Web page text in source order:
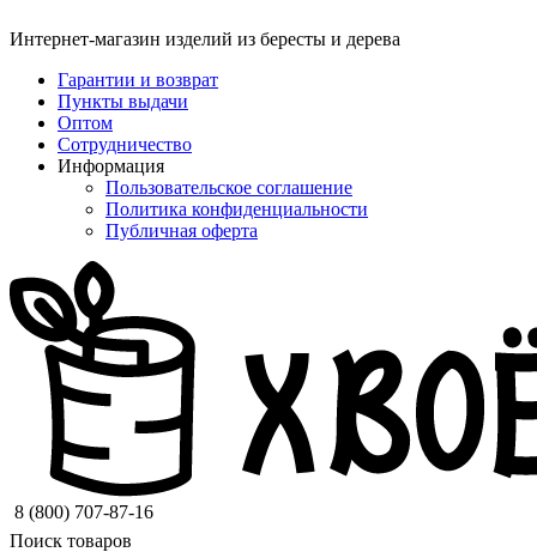
Интернет-магазин изделий из бересты и дерева
Гарантии и возврат
Пункты выдачи
Оптом
Сотрудничество
Информация
Пользовательское соглашение
Политика конфиденциальности
Публичная оферта
8 (800) 707-87-16
Поиск товаров